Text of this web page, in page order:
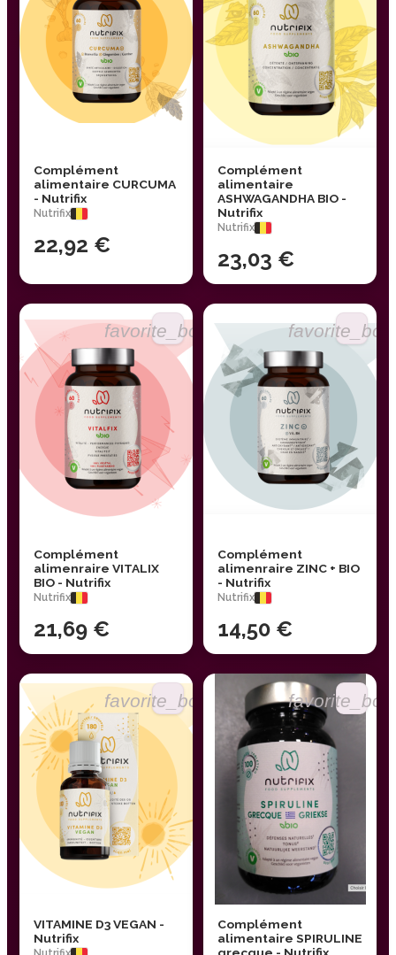
Complément
alimentaire CURCUMA
- Nutrifix
Nutrifix
22,92 €
Complément
alimentaire
ASHWAGANDHA BIO -
Nutrifix
Nutrifix
23,03 €
favorite_border
Complément
alimenraire VITALIX
BIO - Nutrifix
Nutrifix
21,69 €
Complément
alimenraire ZINC + BIO
- Nutrifix
Nutrifix
14,50 €
favorite_border
VITAMINE D3 VEGAN -
Nutrifix
Complément
alimentaire SPIRULINE